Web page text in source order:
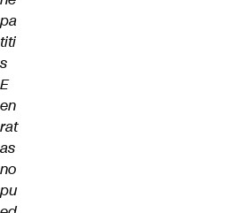
pa
titi
s
E
en
rat
as
no
pu